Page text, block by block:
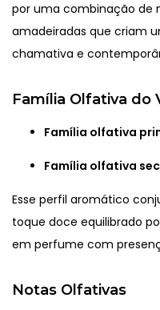
por uma combinação de
amadeiradas que criam
chamativa e
Família Olfativa do
Família olfativa
Família olfativa
Esse perfil aromático
toque doce equilibrado
em perfume com
Notas Olfativas